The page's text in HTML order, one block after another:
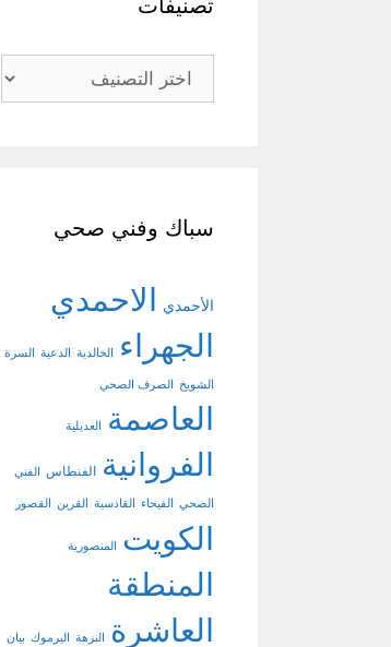
تصنيفات
تصنيفات
سباك وفني صحي
الأحمدي الاحمدي
الجهراء
الخالدية الدعية السرة
الشويخ الصرف الصحي
العاصمة العديلية
الفروانية الفنطاس الفني
الصحي الفيحاء القادسية القرين القصور
الكويت المنصورية
المنطقة
العاشرة
النزهة اليرموك بيان